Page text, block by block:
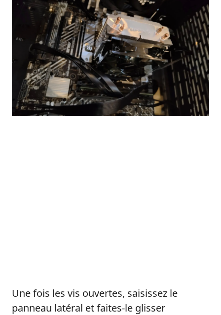
Une fois les vis ouvertes, saisissez le
panneau latéral et faites-le glisser